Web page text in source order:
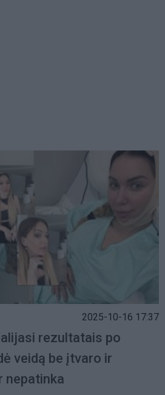
2025-10-16 17:37
rezultatais po
veidą be įtvaro ir
nepatinka